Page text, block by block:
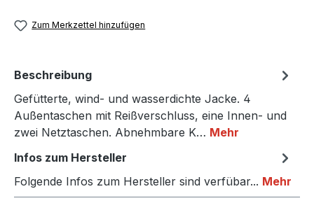
Zum Merkzettel hinzufügen
Beschreibung
Gefütterte, wind- und wasserdichte Jacke. 4
Außentaschen mit Reißverschluss, eine Innen- und
zwei Netztaschen. Abnehmbare K… Mehr
Infos zum Hersteller
Folgende Infos zum Hersteller sind verfübar... Mehr